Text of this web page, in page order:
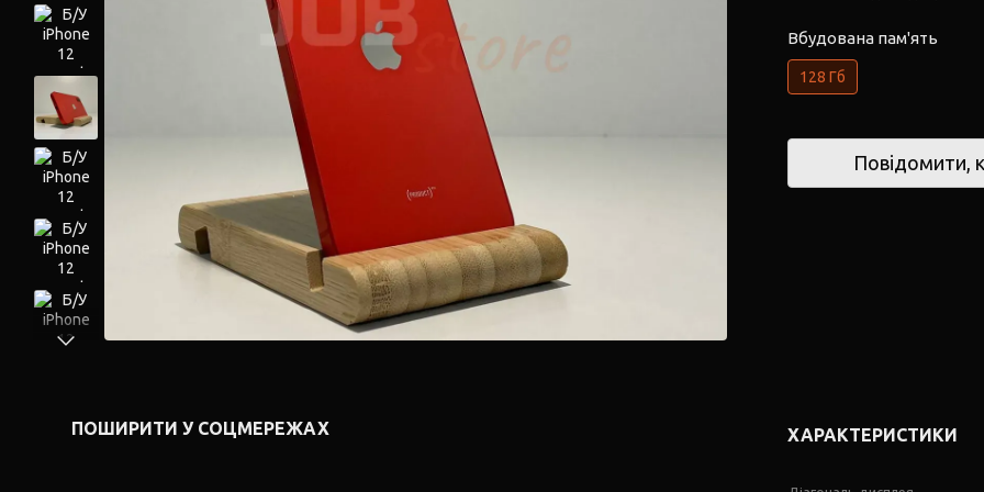
ПОШИРИТИ У СОЦМЕРЕЖАХ
Вбудована пам'ять
128 Гб
Повідомити,
ХАРАКТЕРИСТИКИ